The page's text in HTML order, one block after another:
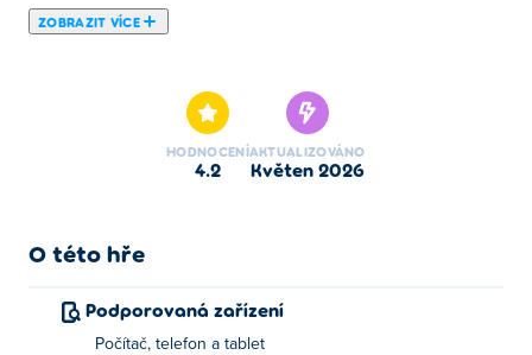
ZOBRAZIT VÍCE
jen páčidlo. Probijte si cestu skrz zombie, ničte
nepřátelské základny a sbírejte mince a klíče, abyste
odemkli nové zbraně, jako je hřebíkovačka a
začněte mávat!
Jak hrát Block for Blood?
Kliknutím nebo klepnutím provedete výběr. Pro pohyb
HODNOCENÍ
4.2
AKTUALIZOVÁNO
květen 2026
O této hře
Podporovaná zařízení
Počítač, telefon a tablet